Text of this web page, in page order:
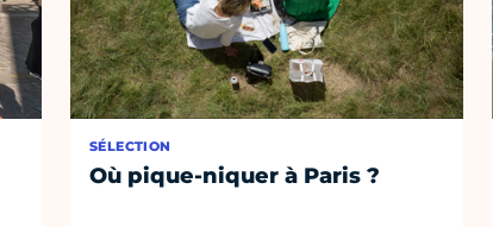
SÉLECTION
Où pique-niquer à Paris ?